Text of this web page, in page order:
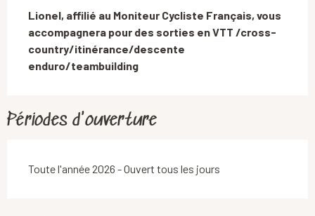
Lionel, affilié au Moniteur Cycliste Français, vous
accompagnera pour des sorties en VTT /cross-
country/itinérance/descente
enduro/teambuilding
Périodes d'ouverture
Toute l'année 2026 - Ouvert tous les jours